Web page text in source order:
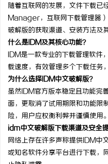
随着互联网的发展，文件下载
Manager，互联网下载管理器
破解版的获取渠道、安装方法及
什么是IDM及其核心功能？
IDM是一款专业的下载管理软件
载速度，有效管理多个下载任
为什么选择IDM中文破解版？
虽然IDM官方版本稳定且功能完
面，更取消了试用期限和功能限
险，用户应权衡利弊并谨慎使用。
idm中文破解版下载渠道及安全
网络上存在许多声称提供IDM中
或知名软件分享平台进行下载，